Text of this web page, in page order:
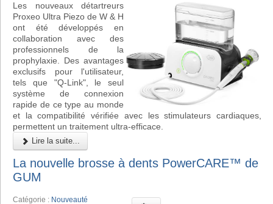
Les nouveaux détartreurs
Proxeo Ultra Piezo de W & H
ont été développés en
collaboration avec des
professionnels de la
prophylaxie. Des avantages
exclusifs pour l'utilisateur,
tels que "Q-Link", le seul
système de connexion
rapide de ce type au monde
et la compatibilité vérifiée avec les stimulateurs cardiaques,
permettent un traitement ultra-efficace.
Lire la suite...
La nouvelle brosse à dents PowerCARE™ de
GUM
Catégorie : Nouveauté